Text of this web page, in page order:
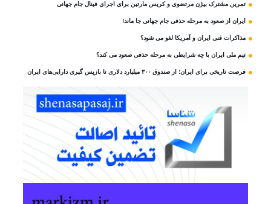
تمرین مشترک بیژن مرتضوی و کریس مارتین برای اجرای فینال جام جهانی
ایران از صعود به مرحله حذفی جام جهانی جا ماند!
مذاکرات فنی ایران و آمریکا لغو می شود؟
تیم ملی ایران با چه شرایطی به مرحله حذفی صعود می کند؟
فرصت تاریخی برای ایران؛ از صندوق ۳۰۰ میلیارد دلاری تا بازپس گیری دارایی‌های ایران